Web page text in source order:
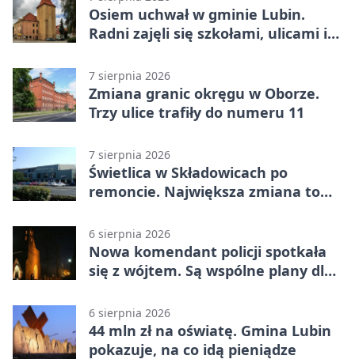
Osiem uchwał w gminie Lubin.
Radni zajęli się szkołami, ulicami i
7 sierpnia 2026
Zmiana granic okręgu w Oborze.
Trzy ulice trafiły do numeru 11
7 sierpnia 2026
Świetlica w Składowicach po
remoncie. Największa zmiana to
6 sierpnia 2026
Nowa komendant policji spotkała
się z wójtem. Są wspólne plany dla
6 sierpnia 2026
44 mln zł na oświatę. Gmina Lubin
pokazuje, na co idą pieniądze